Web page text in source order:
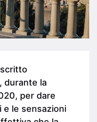
durante la
per dare
le sensazioni